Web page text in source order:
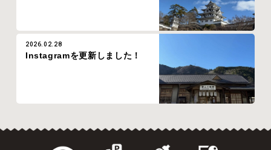
2026.02.28
Instagramを更新しました！